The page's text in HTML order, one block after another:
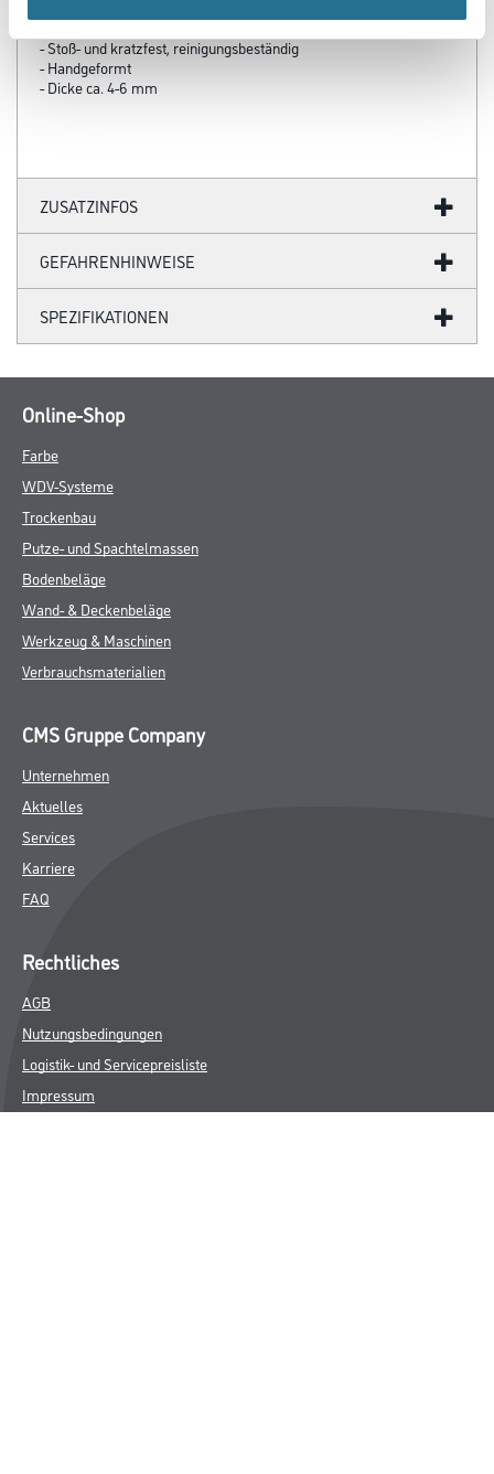
Beanspruchung
- Stoß- und kratzfest, reinigungsbeständig
- Handgeformt
- Dicke ca. 4-6 mm
ZUSATZINFOS
GEFAHRENHINWEISE
SPEZIFIKATIONEN
Online-Shop
Farbe
WDV-Systeme
Trockenbau
Putze- und Spachtelmassen
Bodenbeläge
Wand- & Deckenbeläge
Werkzeug & Maschinen
Verbrauchsmaterialien
CMS Gruppe Company
Unternehmen
Aktuelles
Services
Karriere
FAQ
Rechtliches
AGB
Nutzungsbedingungen
Logistik- und Servicepreisliste
Impressum